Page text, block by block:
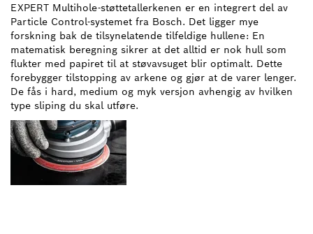
EXPERT Multihole-støttetallerkenen er en integrert del av
Particle Control-systemet fra Bosch. Det ligger mye
forskning bak de tilsynelatende tilfeldige hullene: En
matematisk beregning sikrer at det alltid er nok hull som
flukter med papiret til at støvavsuget blir optimalt. Dette
forebygger tilstopping av arkene og gjør at de varer lenger.
De fås i hard, medium og myk versjon avhengig av hvilken
type sliping du skal utføre.